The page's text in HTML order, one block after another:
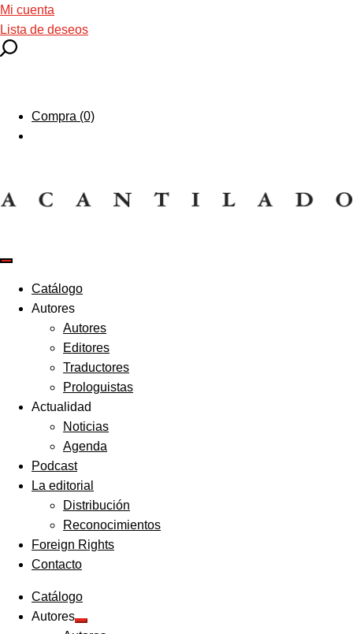
Mi cuenta
Lista de deseos
Compra (0)
Catálogo
Autores
Autores
Editores
Traductores
Prologuistas
Actualidad
Noticias
Agenda
Podcast
La editorial
Distribución
Reconocimientos
Foreign Rights
Contacto
Catálogo
Autores
Expandir